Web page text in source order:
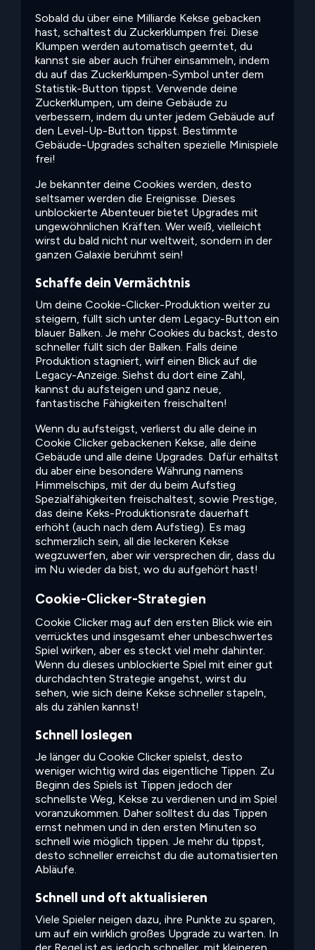
Sobald du über eine Milliarde Kekse gebacken
hast, schaltest du Zuckerklumpen frei. Diese
Klumpen werden automatisch geerntet, du
kannst sie aber auch früher einsammeln, indem
du auf das Zuckerklumpen-Symbol unter dem
Statistik-Button tippst. Verwende deine
Zuckerklumpen, um deine Gebäude zu
verbessern, indem du unter jedem Gebäude auf
den Level-Up-Button tippst. Bestimmte
Gebäude-Upgrades schalten spezielle Minispiele
frei!
Je bekannter deine Cookies werden, desto
seltsamer werden die Ereignisse. Dieses
unblockierte Abenteuer bietet Upgrades mit
ungewöhnlichen Kräften. Wer weiß, vielleicht
wirst du bald nicht nur weltweit, sondern in der
ganzen Galaxie berühmt sein!
Schaffe dein Vermächtnis
Um deine Cookie-Clicker-Produktion weiter zu
steigern, füllt sich unter dem Legacy-Button ein
blauer Balken. Je mehr Cookies du backst, desto
schneller füllt sich der Balken. Falls deine
Produktion stagniert, wirf einen Blick auf die
Legacy-Anzeige. Siehst du dort eine Zahl,
kannst du aufsteigen und ganz neue,
fantastische Fähigkeiten freischalten!
Wenn du aufsteigst, verlierst du alle deine in
Cookie Clicker gebackenen Kekse, alle deine
Gebäude und alle deine Upgrades. Dafür erhältst
du aber eine besondere Währung namens
Himmelschips, mit der du beim Aufstieg
Spezialfähigkeiten freischaltest, sowie Prestige,
das deine Keks-Produktionsrate dauerhaft
erhöht (auch nach dem Aufstieg). Es mag
schmerzlich sein, all die leckeren Kekse
wegzuwerfen, aber wir versprechen dir, dass du
im Nu wieder da bist, wo du aufgehört hast!
Cookie-Clicker-Strategien
Cookie Clicker mag auf den ersten Blick wie ein
verrücktes und insgesamt eher unbeschwertes
Spiel wirken, aber es steckt viel mehr dahinter.
Wenn du dieses unblockierte Spiel mit einer gut
durchdachten Strategie angehst, wirst du
sehen, wie sich deine Kekse schneller stapeln,
als du zählen kannst!
Schnell loslegen
Je länger du Cookie Clicker spielst, desto
weniger wichtig wird das eigentliche Tippen. Zu
Beginn des Spiels ist Tippen jedoch der
schnellste Weg, Kekse zu verdienen und im Spiel
voranzukommen. Daher solltest du das Tippen
ernst nehmen und in den ersten Minuten so
schnell wie möglich tippen. Je mehr du tippst,
desto schneller erreichst du die automatisierten
Abläufe.
Schnell und oft aktualisieren
Viele Spieler neigen dazu, ihre Punkte zu sparen,
um auf ein wirklich großes Upgrade zu warten. In